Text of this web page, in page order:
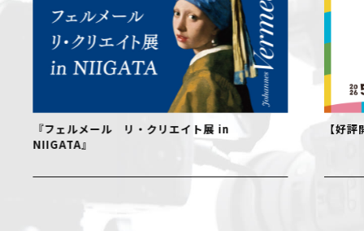
『フェルメール リ・クリエイト展 in
NIIGATA』
【好評